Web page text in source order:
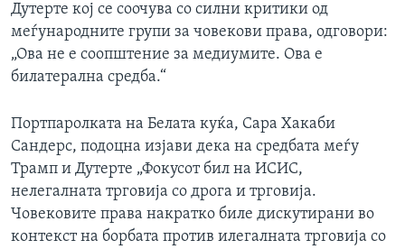
Дутерте кој се соочува со силни критики од
меѓународните групи за човекови права, одговори:
„Ова не е соопштение за медиумите. Ова е
билатерална средба.“
Портпаролката на Белата куќа, Сара Хакаби
Сандерс, подоцна изјави дека на средбата меѓу
Трамп и Дутерте „Фокусот бил на ИСИС,
нелегалната трговија со дрога и трговија.
Човековите права накратко биле дискутирани во
контекст на борбата против илегалната трговија со